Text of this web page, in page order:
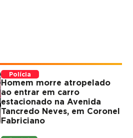
Polícia
Homem morre atropelado
ao entrar em carro
estacionado na Avenida
Tancredo Neves, em Coronel
Fabriciano